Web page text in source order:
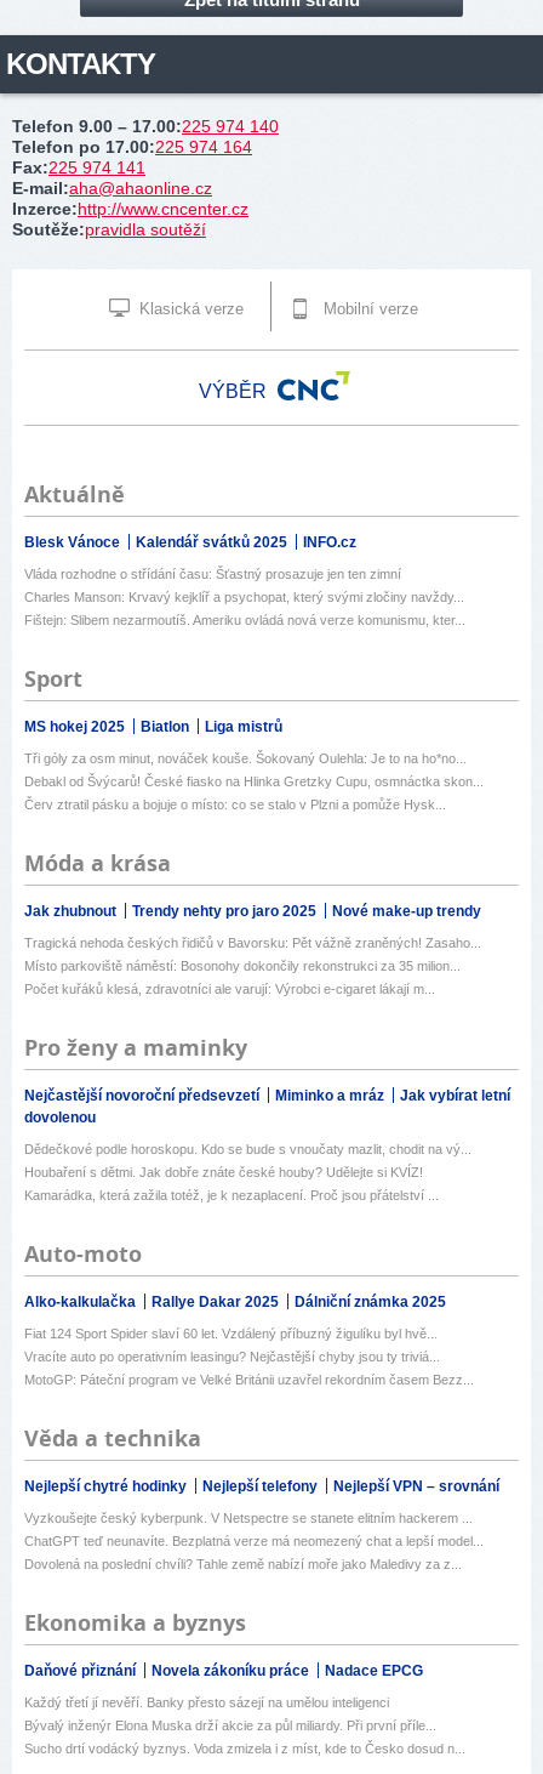
KONTAKTY
Telefon 9.00 – 17.00:225 974 140
Telefon po 17.00:225 974 164
Fax:225 974 141
E-mail:aha@ahaonline.cz
Inzerce:http://www.cncenter.cz
Soutěže:pravidla soutěží
Klasická verze Mobilní verze
VÝBĚR
Aktuálně
Blesk Vánoce Kalendář svátků 2025 INFO.cz
Vláda rozhodne o střídání času: Šťastný prosazuje jen ten zimní
Charles Manson: Krvavý kejklíř a psychopat, který svými zločiny navždy...
Fištejn: Slibem nezarmoutíš. Ameriku ovládá nová verze komunismu, kter...
Sport
MS hokej 2025 Biatlon Liga mistrů
Tři góly za osm minut, nováček kouše. Šokovaný Oulehla: Je to na ho*no...
Debakl od Švýcarů! České fiasko na Hlinka Gretzky Cupu, osmnáctka skon...
Červ ztratil pásku a bojuje o místo: co se stalo v Plzni a pomůže Hysk...
Móda a krása
Jak zhubnout Trendy nehty pro jaro 2025 Nové make-up trendy
Tragická nehoda českých řidičů v Bavorsku: Pět vážně zraněných! Zasaho...
Místo parkoviště náměstí: Bosonohy dokončily rekonstrukci za 35 milion...
Počet kuřáků klesá, zdravotníci ale varují: Výrobci e-cigaret lákají m...
Pro ženy a maminky
Nejčastější novoroční předsevzetí Miminko a mráz
Jak vybírat letní
dovolenou
Dědečkové podle horoskopu. Kdo se bude s vnoučaty mazlit, chodit na vý...
Houbaření s dětmi. Jak dobře znáte české houby? Udělejte si KVÍZ!
Kamarádka, která zažila totéž, je k nezaplacení. Proč jsou přátelství ...
Auto-moto
Alko-kalkulačka Rallye Dakar 2025 Dálniční známka 2025
Fiat 124 Sport Spider slaví 60 let. Vzdálený příbuzný žigulíku byl hvě...
Vracíte auto po operativním leasingu? Nejčastější chyby jsou ty triviá...
MotoGP: Páteční program ve Velké Británii uzavřel rekordním časem Bezz...
Věda a technika
Nejlepší chytré hodinky Nejlepší telefony Nejlepší VPN – srovnání
Vyzkoušejte český kyberpunk. V Netspectre se stanete elitním hackerem ...
ChatGPT teď neunavíte. Bezplatná verze má neomezený chat a lepší model...
Dovolená na poslední chvíli? Tahle země nabízí moře jako Maledivy za z...
Ekonomika a byznys
Daňové přiznání Novela zákoníku práce Nadace EPCG
Každý třetí jí nevěří. Banky přesto sázejí na umělou inteligenci
Bývalý inženýr Elona Muska drží akcie za půl miliardy. Při první příle...
Sucho drtí vodácký byznys. Voda zmizela i z míst, kde to Česko dosud n...